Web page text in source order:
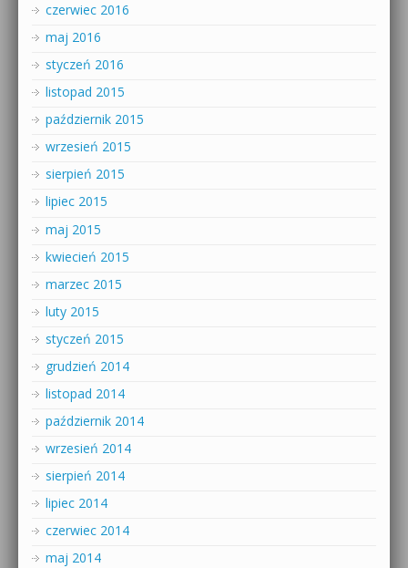
czerwiec 2016
maj 2016
styczeń 2016
listopad 2015
październik 2015
wrzesień 2015
sierpień 2015
lipiec 2015
maj 2015
kwiecień 2015
marzec 2015
luty 2015
styczeń 2015
grudzień 2014
listopad 2014
październik 2014
wrzesień 2014
sierpień 2014
lipiec 2014
czerwiec 2014
maj 2014